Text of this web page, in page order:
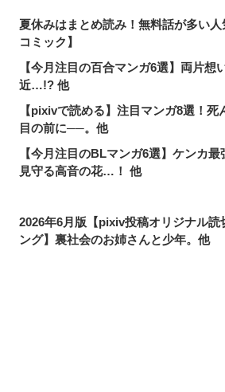
夏休みはまとめ読み！無料話が多い
コミック】
【今月注目の百合マンガ6選】両片想
近…!? 他
【pixivで読める】注目マンガ8選！死
目の前に──。他
【今月注目のBLマンガ6選】ケンカ
見守る高音の花…！ 他
2026年6月版【pixiv投稿オリジナル読
ング】裏社会のお姉さんと少年。他